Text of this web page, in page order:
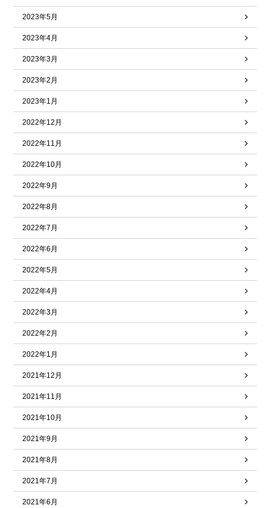
2023年5月
2023年4月
2023年3月
2023年2月
2023年1月
2022年12月
2022年11月
2022年10月
2022年9月
2022年8月
2022年7月
2022年6月
2022年5月
2022年4月
2022年3月
2022年2月
2022年1月
2021年12月
2021年11月
2021年10月
2021年9月
2021年8月
2021年7月
2021年6月